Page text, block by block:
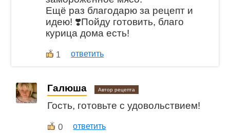
Ещё раз благодарю за рецепт и
идею! ❣️Пойду готовить, благо
курица дома есть!
1 ответить
Галюша Автор рецепта
Гость, готовьте с удовольствием!
0 ответить